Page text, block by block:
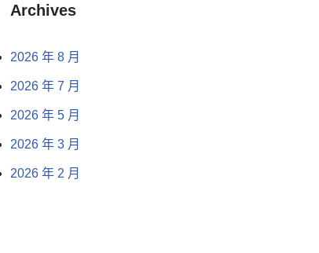
Archives
2026 年 8 月
2026 年 7 月
2026 年 5 月
2026 年 3 月
2026 年 2 月